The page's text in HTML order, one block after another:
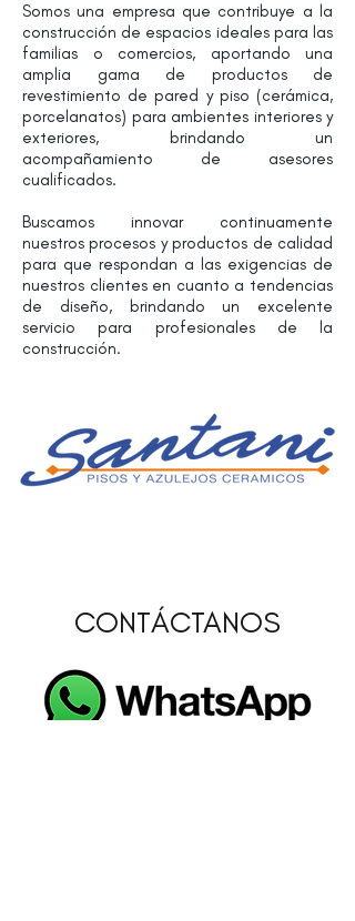
Somos una empresa que contribuye a la
construcción de espacios ideales para las
familias o comercios, aportando una
amplia gama de productos de
revestimiento de pared y piso (cerámica,
porcelanatos) para ambientes interiores y
exteriores, brindando un
acompañamiento de asesores
cualificados.
Buscamos innovar continuamente
nuestros procesos y productos de calidad
para que respondan a las exigencias de
nuestros clientes en cuanto a tendencias
de diseño, brindando un excelente
servicio para profesionales de la
construcción.
CONTÁCTANOS